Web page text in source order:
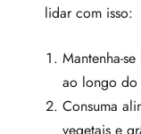
lidar com isso:
Mantenha-
ao longo
Consuma
vegetais e